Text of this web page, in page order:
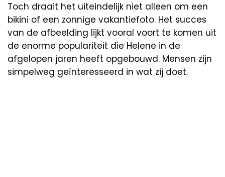
Toch draait het uiteindelijk niet alleen om een
bikini of een zonnige vakantiefoto. Het succes
van de afbeelding lijkt vooral voort te komen uit
de enorme populariteit die Helene in de
afgelopen jaren heeft opgebouwd. Mensen zijn
simpelweg geïnteresseerd in wat zij doet.